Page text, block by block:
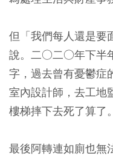
但「我們每人還是要
說。二○二○年下半
字，過去曾有憂鬱症
室內設計師，去工地
樓梯摔下去死了算了
最後阿轉連如廁也無